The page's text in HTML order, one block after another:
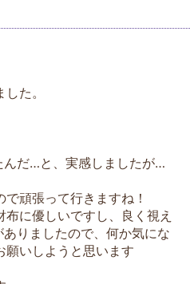
た。
だ…と、実感しましたが…
頑張って行きますね！
に優しいですし、良く視え
りましたので、何か気にな
願いしようと思います